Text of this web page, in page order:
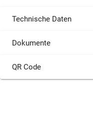
Technische Daten
Dokumente
QR Code